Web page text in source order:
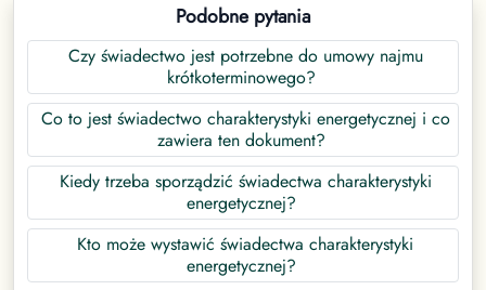
Podobne pytania
Czy świadectwo jest potrzebne do umowy najmu
krótkoterminowego?
Co to jest świadectwo charakterystyki energetycznej i co
zawiera ten dokument?
Kiedy trzeba sporządzić świadectwa charakterystyki
energetycznej?
Kto może wystawić świadectwa charakterystyki
energetycznej?